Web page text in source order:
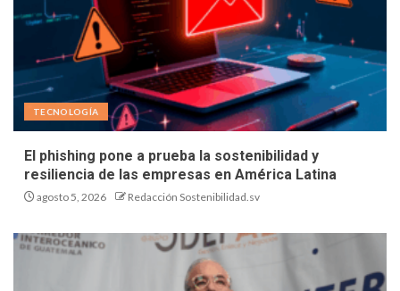
TECNOLOGÍA
El phishing pone a prueba la sostenibilidad y
resiliencia de las empresas en América Latina
agosto 5, 2026 Redacción Sostenibilidad.sv